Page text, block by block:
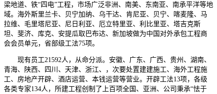
梁地道、铁“四电”工程，市场广泛非洲、南美、东南亚、南承平洋等地
域。海外斯里兰卡、贝宁加纳、乌干达、肯尼亚、贝宁、喀麦隆、马
拉维、毛里塔尼亚、尼日利亚、厄立特里亚、利比里亚、塔吉克斯
坦、斐济、库克、安提瓜取巴布达、新加坡做为中国对外承包工程商
会会员单元，省部级工法75项。
现有员工21592人，从命分派。安徽、广东、广西、贵州、湖南、
青海、陕西、四川、天津、浙江、，次要处置建建施工、海外工程施
工、房地产开辟、酒店运营、本钱运营等营业。开辟工法13项，各级
各类专家134人，所建工程创制了上百项全国、亚洲、公司秉承“怯于